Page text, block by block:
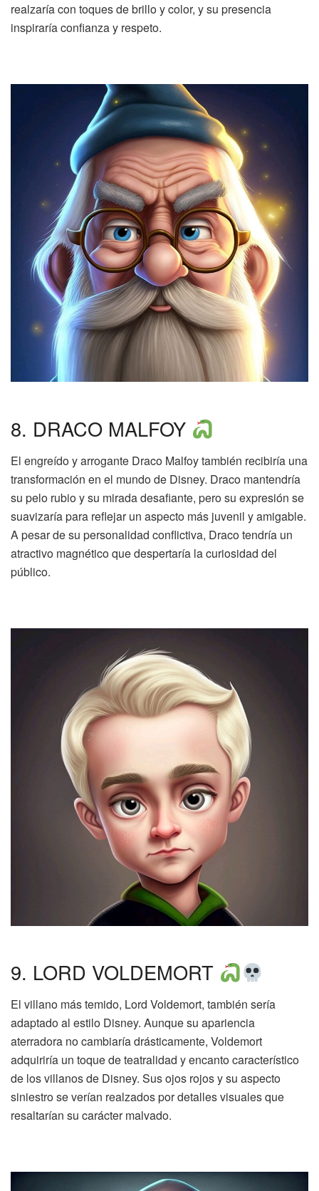
realzaría con toques de brillo y color, y su presencia
inspiraría confianza y respeto.
8. DRACO MALFOY
El engreído y arrogante Draco Malfoy también recibiría una
transformación en el mundo de Disney. Draco mantendría
su pelo rubio y su mirada desafiante, pero su expresión se
suavizaría para reflejar un aspecto más juvenil y amigable.
A pesar de su personalidad conflictiva, Draco tendría un
atractivo magnético que despertaría la curiosidad del
público.
9. LORD VOLDEMORT
El villano más temido, Lord Voldemort, también sería
adaptado al estilo Disney. Aunque su apariencia
aterradora no cambiaría drásticamente, Voldemort
adquiriría un toque de teatralidad y encanto característico
de los villanos de Disney. Sus ojos rojos y su aspecto
siniestro se verían realzados por detalles visuales que
resaltarían su carácter malvado.